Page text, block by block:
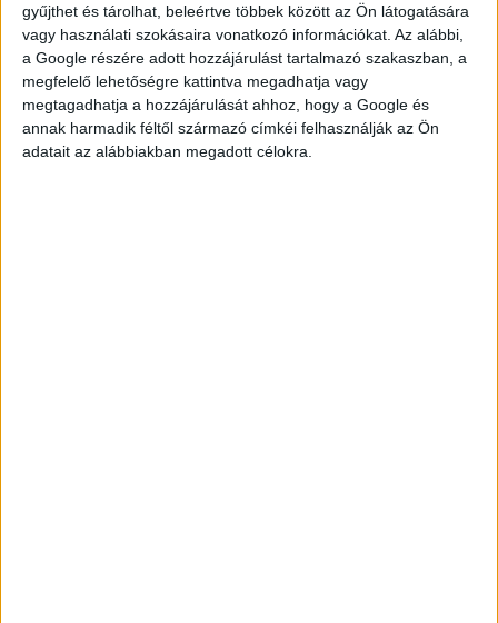
gyűjthet és tárolhat, beleértve többek között az Ön látogatására
vagy használati szokásaira vonatkozó információkat. Az alábbi,
a Google részére adott hozzájárulást tartalmazó szakaszban, a
megfelelő lehetőségre kattintva megadhatja vagy
megtagadhatja a hozzájárulását ahhoz, hogy a Google és
annak harmadik féltől származó címkéi felhasználják az Ön
adatait az alábbiakban megadott célokra.
KÉRDÉSED VAN?
KERESD